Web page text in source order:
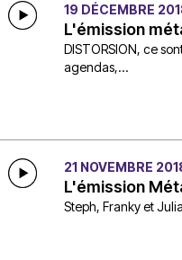
19 DÉCEMBRE
L'émission
DISTORSION, ce
agendas,...
21 NOVEMBRE
L'émission
Steph, Franky et